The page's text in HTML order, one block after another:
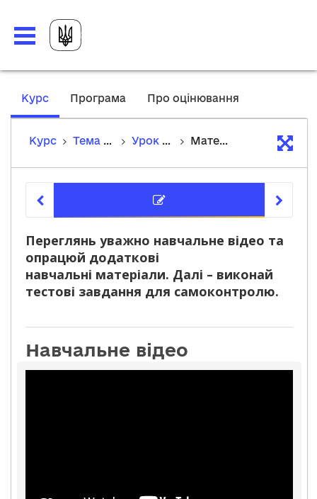
Курс,
Програма Про оцінювання
Курс Тема 2. Русь-Україна наприкінці X – у першій половині XI ст. Урок 10. Суспільно-політичний устрій та господарське життя Русі наприкінці X — у першій половині XI ст. Матеріали уроку
Переглянь уважно навчальне відео та
опрацюй додаткові
навчальні матеріали. Далі – виконай
тестові завдання для самоконтролю.
Навчальне відео